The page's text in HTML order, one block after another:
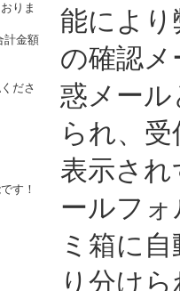
りま
計金額
ださ
す！
能によ
の確認
惑メー
られ、
表示さ
ールフ
ミ箱に
り分け